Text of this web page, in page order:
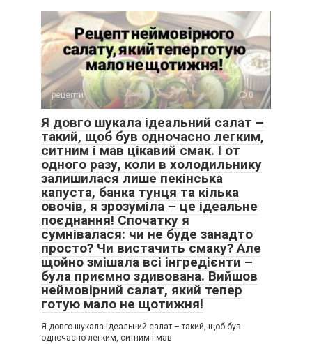
рецепти 0
Я довго шукала ідеальний салат –
такий, щоб був одночасно легким,
ситним і мав цікавий смак. І от
одного разу, коли в холодильнику
залишилася лише пекінська
капуста, банка тунця та кілька
овочів, я зрозуміла – це ідеальне
поєднання! Спочатку я
сумнівалася: чи не буде занадто
просто? Чи вистачить смаку? Але
щойно змішала всі інгредієнти –
була приємно здивована. Вийшов
неймовірний салат, який тепер
готую мало не щотижня!
Я довго шукала ідеальний салат – такий, щоб був
одночасно легким, ситним і мав